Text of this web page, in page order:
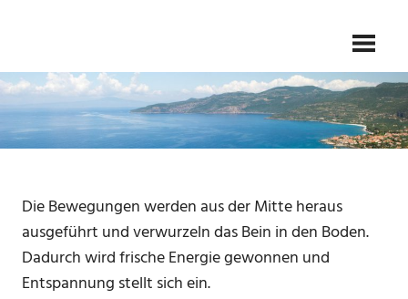
SCHULE
FLIEDER
–
Meditation
Die Bewegungen werden aus der Mitte heraus
ausgeführt und verwurzeln das Bein in den Boden.
Dadurch wird frische Energie gewonnen und
Entspannung stellt sich ein.